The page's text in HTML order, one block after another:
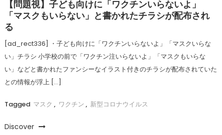
【問題視】子ども向けに「ワクチンいらないよ」
「マスクもいらない」と書かれたチラシが配布され
る
[ad_rect336] ・子ども向けに「ワクチンいらないよ」「マスクいらな
い」チラシ 小学校の前で「ワクチン注いらないよ」「マスクもいらな
い」などと書かれたファンシーなイラスト付きのチラシが配布されていた
との情報が浮上 […]
Tagged マスク , ワクチン , 新型コロナウイルス
Discover